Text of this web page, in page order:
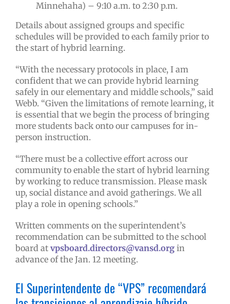
Minnehaha) – 9:10 a.m. to 2:30 p.m.
Details about assigned groups and specific
schedules will be provided to each family prior to
the start of hybrid learning.
“With the necessary protocols in place, I am
confident that we can provide hybrid learning
safely in our elementary and middle schools,” said
Webb. “Given the limitations of remote learning, it
is essential that we begin the process of bringing
more students back onto our campuses for in-
person instruction.
“There must be a collective effort across our
community to enable the start of hybrid learning
by working to reduce transmission. Please mask
up, social distance and avoid gatherings. We all
play a role in opening schools.”
Written comments on the superintendent’s
recommendation can be submitted to the school
board at vpsboard.directors@vansd.org in
advance of the Jan. 12 meeting.
El Superintendente de “VPS” recomendará